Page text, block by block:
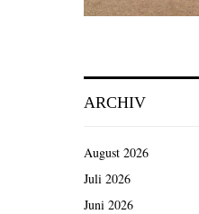
ARCHIV
August 2026
Juli 2026
Juni 2026